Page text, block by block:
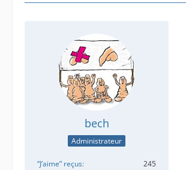
bech
Administrateur
“J’aime” reçus
245